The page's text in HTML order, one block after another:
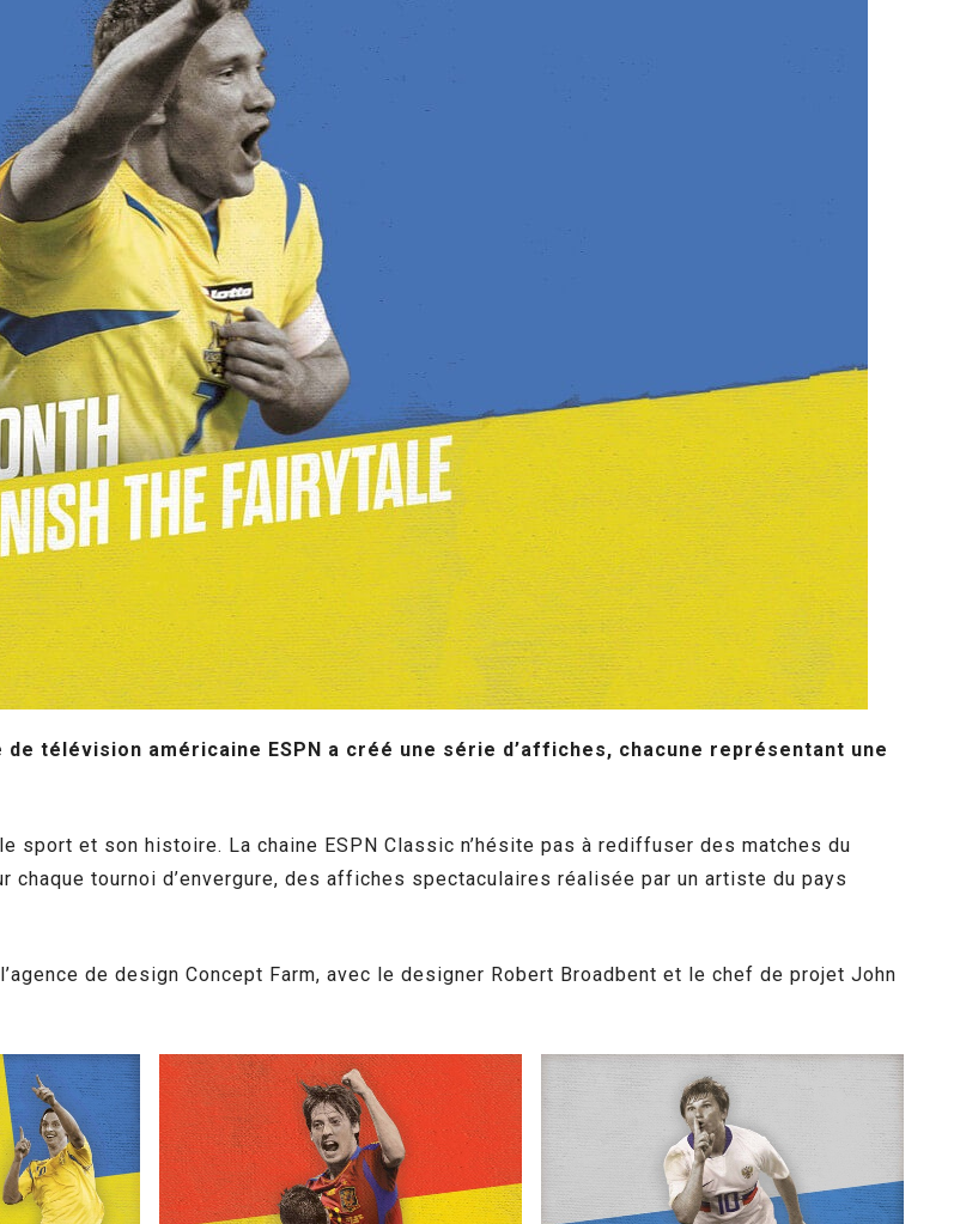
de télévision américaine ESPN a créé une série d’affiches, chacune représentant une
sport et son histoire. La chaine ESPN Classic n’hésite pas à rediffuser des matches du
chaque tournoi d’envergure, des affiches spectaculaires réalisée par un artiste du pays
de design Concept Farm, avec le designer Robert Broadbent et le chef de projet John